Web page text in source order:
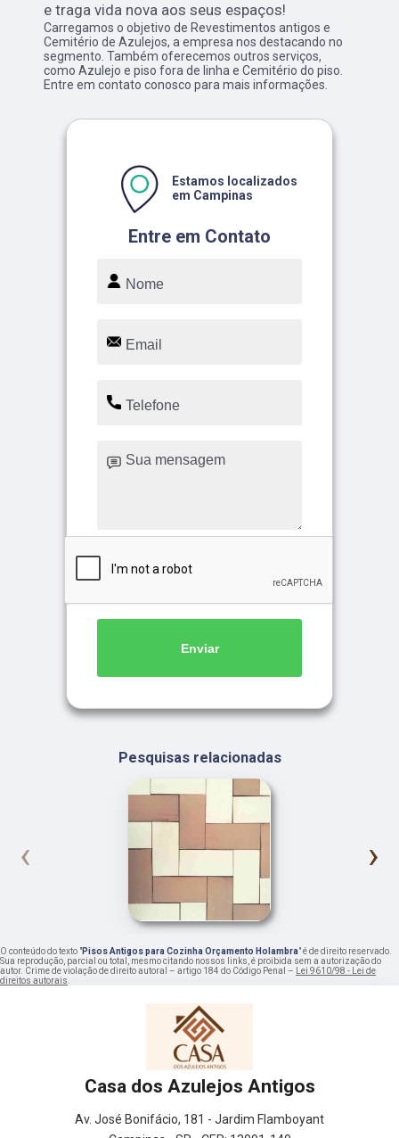
e traga vida nova aos seus espaços!
Carregamos o objetivo de Revestimentos antigos e
Cemitério de Azulejos, a empresa nos destacando no
segmento. Também oferecemos outros serviços,
como Azulejo e piso fora de linha e Cemitério do piso.
Entre em contato conosco para mais informações.
Entre em Contato
Estamos localizados
em Campinas
Enviar
Pesquisas relacionadas
‹ ›
O conteúdo do texto "Pisos Antigos para Cozinha Orçamento Holambra" é de direito reservado.
Sua reprodução, parcial ou total, mesmo citando nossos links, é proibida sem a autorização do
autor. Crime de violação de direito autoral – artigo 184 do Código Penal –
Lei 9610/98 - Lei de
direitos autorais
Casa dos Azulejos Antigos
Av. José Bonifácio, 181 - Jardim Flamboyant